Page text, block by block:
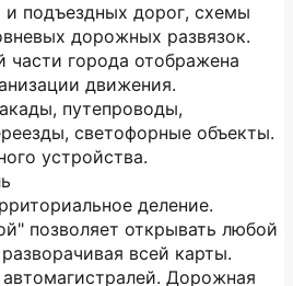
и подъездных дорог, схемы
дорожных развязок.
части города отображена
движения.
путепроводы,
светофорные объекты.
устройства.
деление.
позволяет открывать любой
всей карты.
Дорожная